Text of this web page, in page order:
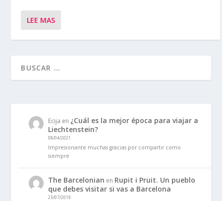
LEE MAS
Ecija en ¿Cuál es la mejor época para viajar a
Liechtenstein?
08/04/2021
Impresionante muchas gracias por compartir como
siempre
The Barcelonian en Rupit i Pruit. Un pueblo
que debes visitar si vas a Barcelona
25/07/2019